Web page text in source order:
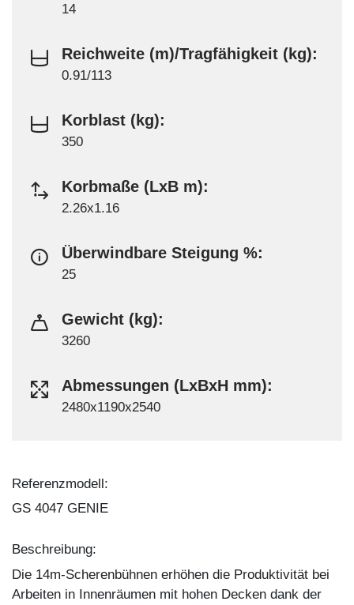
14
Reichweite (m)/Tragfähigkeit (kg):
0.91/113
Korblast (kg):
350
Korbmaße (LxB m):
2.26x1.16
Überwindbare Steigung %:
25
Gewicht (kg):
3260
Abmessungen (LxBxH mm):
2480x1190x2540
Referenzmodell:
GS 4047 GENIE
Beschreibung:
Die 14m-Scherenbühnen erhöhen die Produktivität bei
Arbeiten in Innenräumen mit hohen Decken dank der